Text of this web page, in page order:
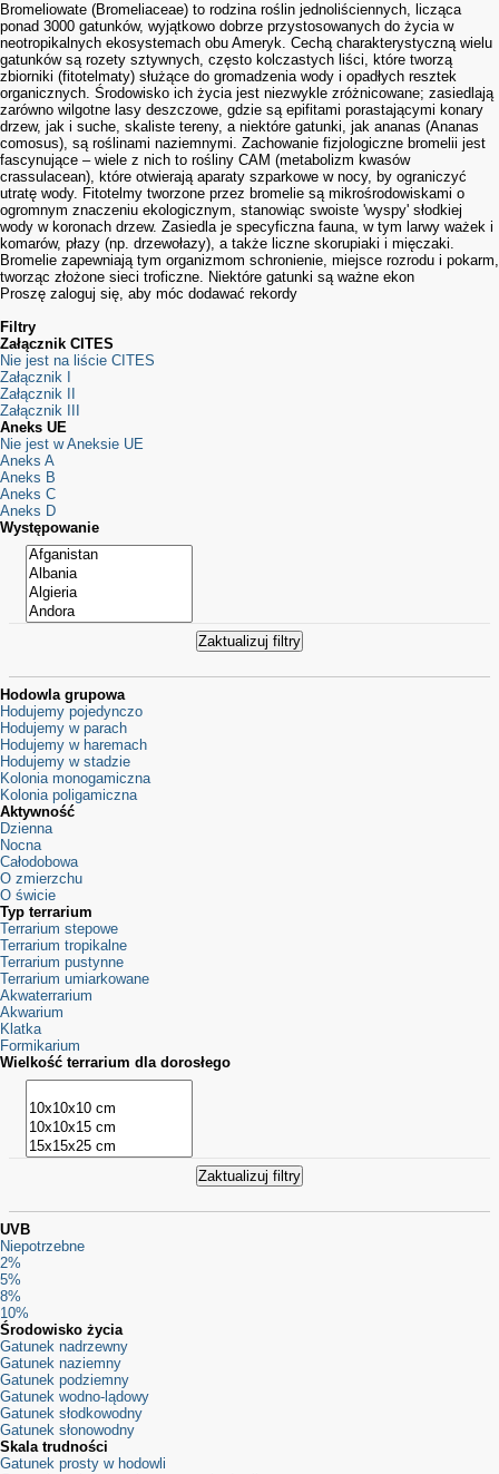
Bromeliowate (Bromeliaceae) to rodzina roślin jednoliściennych, licząca
ponad 3000 gatunków, wyjątkowo dobrze przystosowanych do życia w
neotropikalnych ekosystemach obu Ameryk. Cechą charakterystyczną wielu
gatunków są rozety sztywnych, często kolczastych liści, które tworzą
zbiorniki (fitotelmaty) służące do gromadzenia wody i opadłych resztek
organicznych. Środowisko ich życia jest niezwykle zróżnicowane; zasiedlają
zarówno wilgotne lasy deszczowe, gdzie są epifitami porastającymi konary
drzew, jak i suche, skaliste tereny, a niektóre gatunki, jak ananas (Ananas
comosus), są roślinami naziemnymi. Zachowanie fizjologiczne bromelii jest
fascynujące – wiele z nich to rośliny CAM (metabolizm kwasów
crassulacean), które otwierają aparaty szparkowe w nocy, by ograniczyć
utratę wody. Fitotelmy tworzone przez bromelie są mikrośrodowiskami o
ogromnym znaczeniu ekologicznym, stanowiąc swoiste 'wyspy' słodkiej
wody w koronach drzew. Zasiedla je specyficzna fauna, w tym larwy ważek i
komarów, płazy (np. drzewołazy), a także liczne skorupiaki i mięczaki.
Bromelie zapewniają tym organizmom schronienie, miejsce rozrodu i pokarm,
tworząc złożone sieci troficzne. Niektóre gatunki są ważne ekon
Proszę zaloguj się, aby móc dodawać rekordy
Filtry
Załącznik CITES
Nie jest na liście CITES
Załącznik I
Załącznik II
Załącznik III
Aneks UE
Nie jest w Aneksie UE
Aneks A
Aneks B
Aneks C
Aneks D
Występowanie
Hodowla grupowa
Hodujemy pojedynczo
Hodujemy w parach
Hodujemy w haremach
Hodujemy w stadzie
Kolonia monogamiczna
Kolonia poligamiczna
Aktywność
Dzienna
Nocna
Całodobowa
O zmierzchu
O świcie
Typ terrarium
Terrarium stepowe
Terrarium tropikalne
Terrarium pustynne
Terrarium umiarkowane
Akwaterrarium
Akwarium
Klatka
Formikarium
Wielkość terrarium dla dorosłego
UVB
Niepotrzebne
2%
5%
8%
10%
Środowisko życia
Gatunek nadrzewny
Gatunek naziemny
Gatunek podziemny
Gatunek wodno-lądowy
Gatunek słodkowodny
Gatunek słonowodny
Skala trudności
Gatunek prosty w hodowli